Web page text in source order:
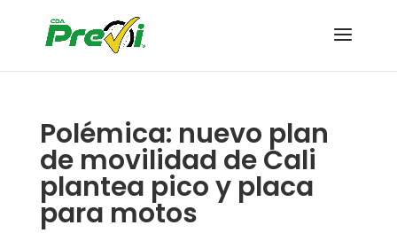
Polémica: nuevo plan
de movilidad de Cali
plantea pico y placa
para motos